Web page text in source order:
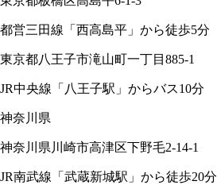
都営三田線「西高島平」から徒歩5分
東京都八王子市滝山町一丁目885-1
JR中央線「八王子駅」からバス10分
神奈川県
神奈川県川崎市高津区下野毛2-14-1
JR南武線「武蔵新城駅」から徒歩20分